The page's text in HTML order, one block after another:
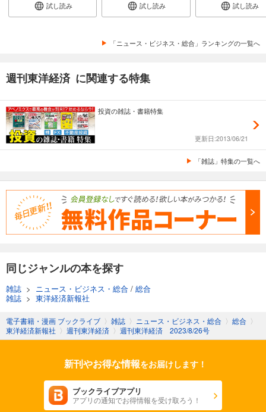
あらすじを表示する
880 円 (税込)
あらすじを表示する
週刊東洋経済 2025/11/15号
試し読み
あらすじを表示する
週刊東洋経済 2025/11/8号
あらすじを表示する
週刊東洋経済 2025/11/1号
880円 (税込)
カート
あらすじを表示する
週刊東洋経済 2025/10/25号
試し読み 試し読み 試し読み
「ニュース・ビジネス・総合」ランキングの一覧へ
週刊東洋経済 に関連する特集
投資の雑誌・書籍特集
更新日:2013/06/21
「雑誌」特集の一覧へ
同じジャンルの本を探す
雑誌 > ニュース・ビジネス・総合 / 総合
雑誌 > 東洋経済新報社
電子書籍・漫画 ブックライブ 〉 雑誌 〉 ニュース・ビジネス・総合 〉 総合 〉
東洋経済新報社 〉 週刊東洋経済 〉 週刊東洋経済 2023/8/26号
新刊やお得な情報をお届けします！
ブックライブアプリ
アプリの通知でお得情報を受け取ろう！